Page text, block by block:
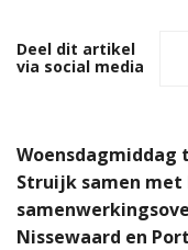
Deel dit artikel
via social media
Woensdagmiddag
Struijk samen met
Nissewaard en